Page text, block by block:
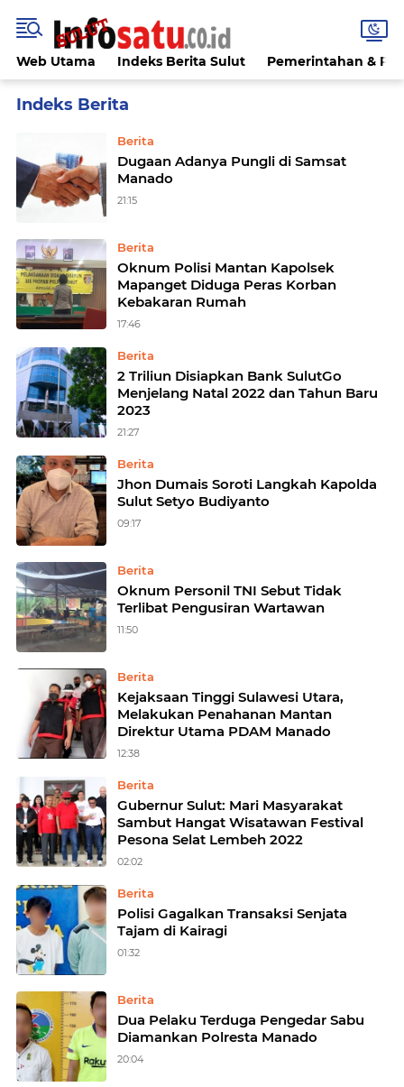
Web Utama Indeks Berita Sulut Pemerintahan &
Berita
Dugааn Adаnуа Pungli dі Sаmѕаt
Manado
21:15
Berita
Oknum Polisi Mantan Kapolsek
Mapanget Diduga Peras Korban
Kebakaran Rumah
17:46
Berita
2 Triliun Disiapkan Bank SulutGo
Menjelang Natal 2022 dan Tahun Baru
2023
21:27
Berita
Jhon Dumais Soroti Langkah Kapolda
Sulut Setyo Budiyanto
09:17
Berita
Oknum Personil TNI Sebut Tidak
Terlibat Pengusiran Wartawan
11:50
Berita
Kejaksaan Tinggi Sulawesi Utara,
Melakukan Penahanan Mantan
Direktur Utama PDAM Manado
12:38
Berita
Gubernur Sulut: Mari Masyarakat
Sambut Hangat Wisatawan Festival
Pesona Selat Lembeh 2022
02:02
Berita
Polisi Gagalkan Transaksi Senjata
Tajam di Kairagi
01:32
Berita
Dua Pelaku Terduga Pengedar Sabu
Diamankan Polresta Manado
20:04